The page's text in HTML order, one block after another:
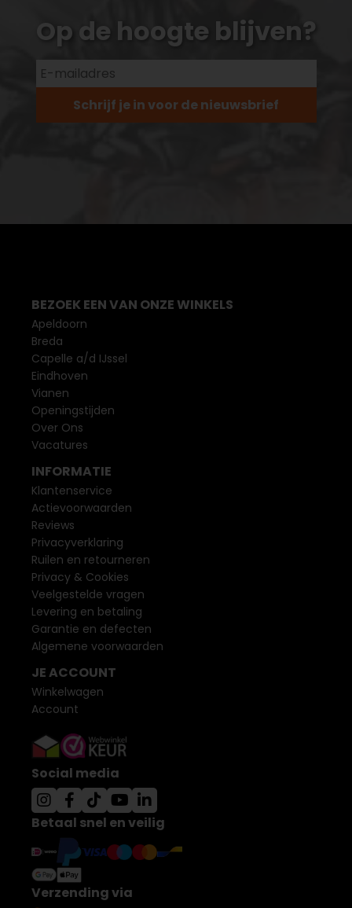
Op de hoogte blijven?
Schrijf je in voor de nieuwsbrief
BEZOEK EEN VAN ONZE WINKELS
Apeldoorn
Breda
Capelle a/d IJssel
Eindhoven
Vianen
Openingstijden
Over Ons
Vacatures
INFORMATIE
Klantenservice
Actievoorwaarden
Reviews
Privacyverklaring
Ruilen en retourneren
Privacy & Cookies
Veelgestelde vragen
Levering en betaling
Garantie en defecten
Algemene voorwaarden
JE ACCOUNT
Winkelwagen
Account
Social media
Betaal snel en veilig
Verzending via